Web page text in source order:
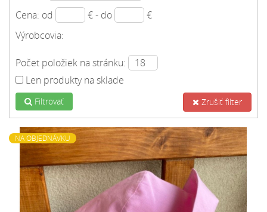
Cena: od
€ - do
€
Výrobcovia:
Počet položiek na stránku:
Len produkty na sklade
Filtrovať Zrušiť filter
NA OBJEDNÁVKU